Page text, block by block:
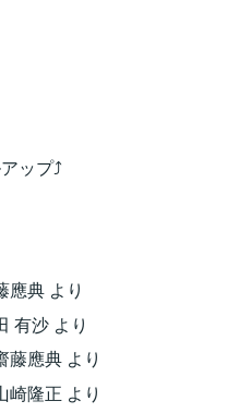
ップ⤴️
應典 より
有沙 より
藤應典 より
崎隆正 より